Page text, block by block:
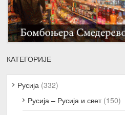
КАТЕГОРИЈЕ
Русија (332)
Русија – Русија и свет(150)